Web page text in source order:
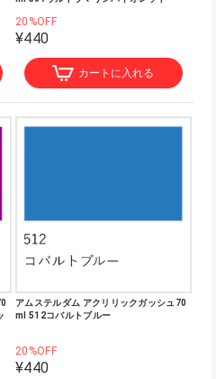
20%OFF
¥440
カートに入れる
アムステルダム アクリリックガッシュ70
ml 512コバルトブルー
20%OFF
¥440